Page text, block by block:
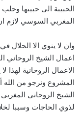
الحبيبة الى حبيبها
المغربي السوسي لازم
وان لا ينوي الا الحلال
اعمال الشيخ
الاعمال الروحانية
المشروع ونرجو من الله
الشيخ الروحاني
لذوي الحاجات وسببا